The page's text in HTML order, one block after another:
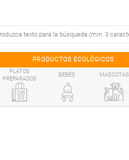
PRODUCTOS ECOLÓGICOS
PLATOS
PREPARADOS
BEBÉS MASCOTAS